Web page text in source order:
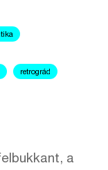
retrográd
a